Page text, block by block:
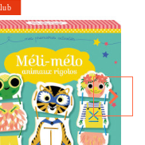
navigate_next